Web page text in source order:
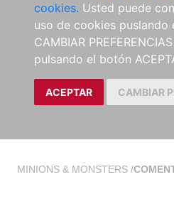
cookies. Usted puede
uso de cookies puslando
CAMBIAR
pulsando el botón
ACEPTAR CAMBIAR
MINIONS & MONSTERS /